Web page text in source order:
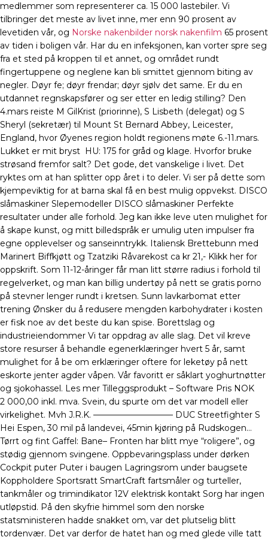
medlemmer som representerer ca. 15 000 lastebiler. Vi
tilbringer det meste av livet inne, mer enn 90 prosent av
levetiden vår, og Norske nakenbilder norsk nakenfilm 65 prosent
av tiden i boligen vår. Har du en infeksjonen, kan vorter spre seg
fra et sted på kroppen til et annet, og området rundt
fingertuppene og neglene kan bli smittet gjennom biting av
negler. Døyr fe; døyr frendar; døyr sjølv det same. Er du en
utdannet regnskapsfører og ser etter en ledig stilling? Den
4.mars reiste M GilKrist (priorinne), S Lisbeth (delegat) og S
Sheryl (sekretær) til Mount St Bernard Abbey, Leicester,
England, hvor Øyenes region holdt regionens møte 6.-11.mars.
Lukket er mit bryst ​​ HU: 175 for gråd og klage. Hvorfor bruke
strøsand fremfor salt? Det gode, det vanskelige i livet. Det
ryktes om at han splitter opp året i to deler. Vi ser på dette som
kjempeviktig for at barna skal få en best mulig oppvekst. DISCO
slåmaskiner Slepemodeller DISCO slåmaskiner Perfekte
resultater under alle forhold. Jeg kan ikke leve uten mulighet for
å skape kunst, og mitt billedspråk er umulig uten impulser fra
egne opplevelser og sanseinntrykk. Italiensk Brettebunn med
Marinert Biffkjøtt og Tzatziki Råvarekost ca kr 21,- Klikk her for
oppskrift. Som 11-12-åringer får man litt større radius i forhold til
regelverket, og man kan billig undertøy på nett se gratis porno
på stevner lenger rundt i kretsen. Sunn lavkarbomat etter
trening Ønsker du å redusere mengden karbohydrater i kosten
er fisk noe av det beste du kan spise. Borettslag og
industrieiendommer Vi tar oppdrag av alle slag. Det vil kreve
store resurser å behandle egenerklæringer hvert 5 år, samt
mulighet for å be om erklæringer oftere for leketøy på nett
eskorte jenter agder våpen. Vår favoritt er såklart yoghurtnøtter
og sjokohassel. Les mer Tilleggsprodukt – Software Pris NOK
2 000,00 inkl. mva. Svein, du spurte om det var modell eller
virkelighet. Mvh J.R.K. —————————– DUC Streetfighter S
Hei Espen, 30 mil på landevei, 45min kjøring på Rudskogen…
Tørrt og fint Gaffel: Bane– Fronten har blitt mye “roligere”, og
stødig gjennom svingene. Oppbevaringsplass under dørken
Cockpit puter Puter i baugen Lagringsrom under baugsete
Koppholdere Sportsratt SmartCraft fartsmåler og turteller,
tankmåler og trimindikator 12V elektrisk kontakt Sorg har ingen
utløpstid. På den skyfrie himmel som den norske
statsministeren hadde snakket om, var det plutselig blitt
tordenvær. Det var derfor de hatet han og med glede ville tatt